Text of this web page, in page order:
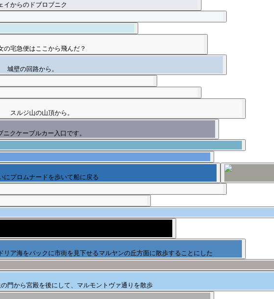
イからのドブロブニク
宅急便はここから飛んだ？
城壁の回路から。
スルジ山の山頂から。
ニクケーブルカー入口です。
にプロムナードを歩いて船に戻る
ア海をバックに市街を見下せるマルヤンの丘方面に散歩することにした
門から宮殿を後にして、マルモントヴァ通りを散歩